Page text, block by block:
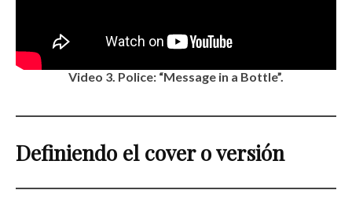
Video 3. Police: “Message in a Bottle”.
Definiendo el cover o versión